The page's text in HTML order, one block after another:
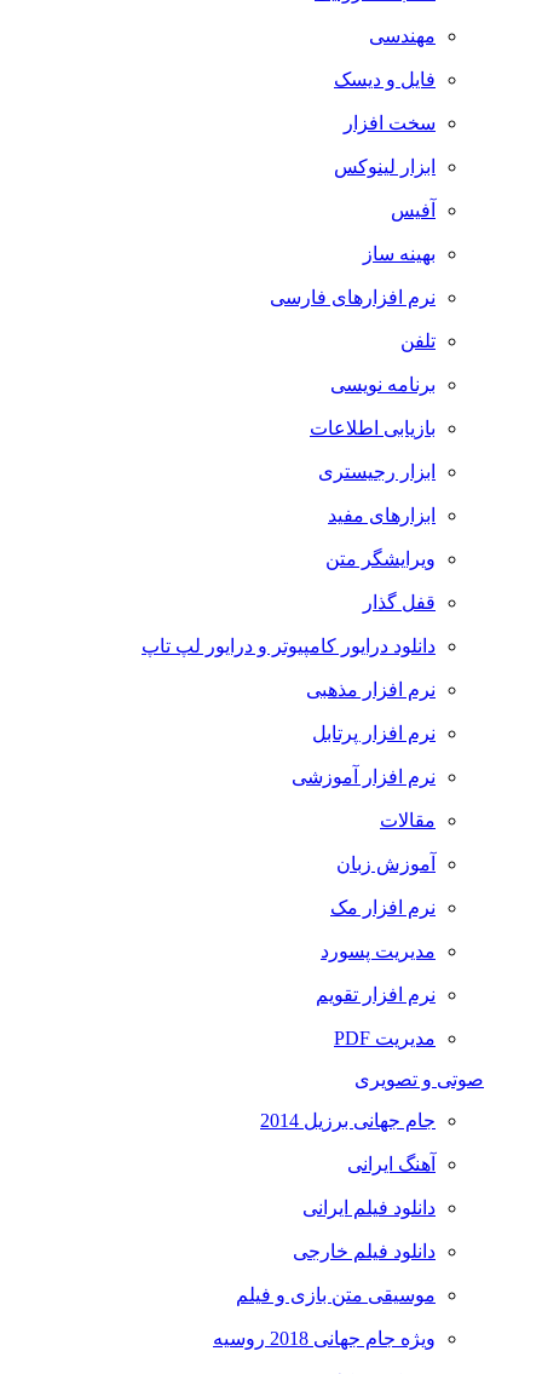
مهندسی
فایل و دیسک
سخت افزار
ابزار لینوکس
آفیس
بهینه ساز
نرم افزارهای فارسی
تلفن
برنامه نویسی
بازیابی اطلاعات
ابزار رجیستری
ابزارهای مفید
ویرایشگر متن
قفل گذار
دانلود درایور کامپیوتر و درایور لپ تاپ
نرم افزار مذهبی
نرم افزار پرتابل
نرم افزار آموزشی
مقالات
آموزش زبان
نرم افزار مک
مدیریت پسورد
نرم افزار تقویم
مدیریت PDF
صوتی و تصویری
جام جهانی برزیل 2014
آهنگ ایرانی
دانلود فیلم ایرانی
دانلود فیلم خارجی
موسیقی متن بازی و فیلم
ویژه جام جهانی 2018 روسیه